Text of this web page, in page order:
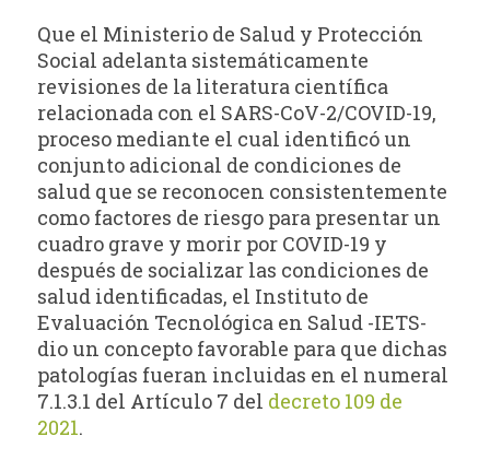
Que el Ministerio de Salud y Protección
Social adelanta sistemáticamente
revisiones de la literatura científica
relacionada con el SARS-CoV-2/COVID-19,
proceso mediante el cual identificó un
conjunto adicional de condiciones de
salud que se reconocen consistentemente
como factores de riesgo para presentar un
cuadro grave y morir por COVID-19 y
después de socializar las condiciones de
salud identificadas, el Instituto de
Evaluación Tecnológica en Salud -IETS-
dio un concepto favorable para que dichas
patologías fueran incluidas en el numeral
7.1.3.1 del Artículo 7 del decreto 109 de
2021.